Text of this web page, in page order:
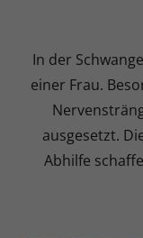
In der
einer Frau.
ausgesetzt.
Abhilfe